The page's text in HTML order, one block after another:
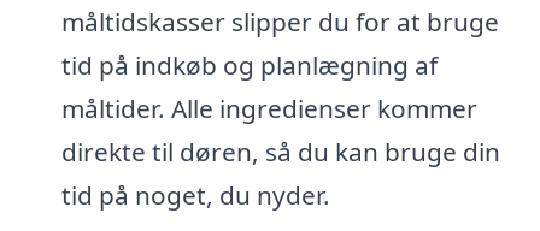
måltidskasser slipper du for at bruge
tid på indkøb og planlægning af
måltider. Alle ingredienser kommer
direkte til døren, så du kan bruge din
tid på noget, du nyder.